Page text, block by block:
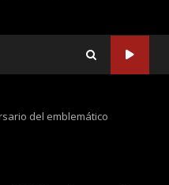
del emblemático